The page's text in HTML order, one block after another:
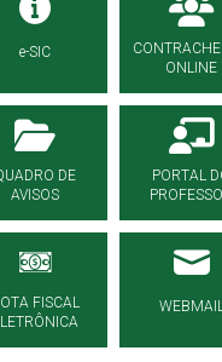
e-SIC
ONLINE
DE
AVISOS
PORTAL
FISCAL